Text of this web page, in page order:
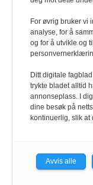
For øvrig bruker vi
analyse, for å
og for å utvikle og
Ditt digitale
trykte bladet alltid
annonseplass. I
dine besøk på
kontinuerlig, slik
Avvis alle